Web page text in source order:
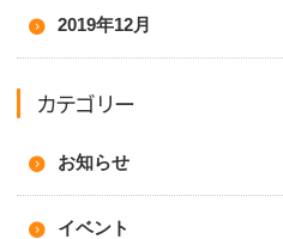
2019年12月
カテゴリー
お知らせ
イベント